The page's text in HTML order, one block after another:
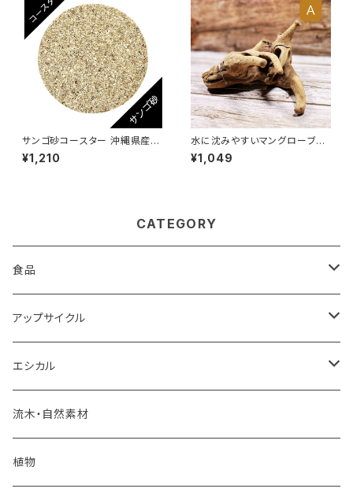
サンゴ砂コースター 沖縄県産サ
ンゴ砂｜MOODE モーデ｜アッ
プサイクル・エコ・SDGs対応｜
¥1,210
水に沈みやすいマングローブ流
木｜個性的な形状でエアプラン
ツや多肉植物に最適【A】 サイ
¥1,049
CATEGORY
食品
モンゴル岩塩
玄米パックごはん
フェアトレード
八味唐辛子
アップサイクル
エコペーパー
PSペーパー
オリジナルカレンダー
海洋プラスチックごみ
コースター
建築廃材
エシカル
炭
くり返し使えるエコアイテム
流木・自然素材
植物